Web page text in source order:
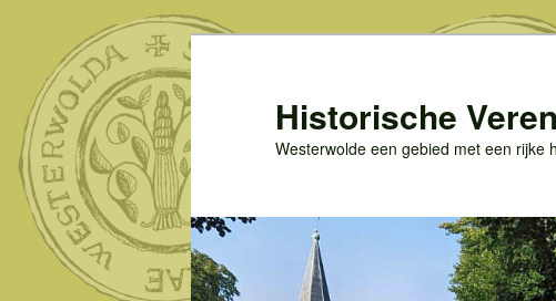
primaire
inhoud
Historische
Westerwolde een gebied met een rijke